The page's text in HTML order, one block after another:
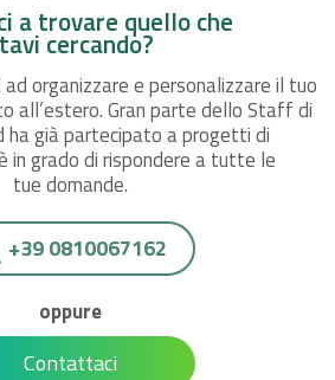
a trovare quello che
cercando?
organizzare e personalizzare il tuo
all’estero. Gran parte dello Staff di
ha già partecipato a progetti di
in grado di rispondere a tutte le
tue domande.
+39 0810067162
oppure
Contattaci